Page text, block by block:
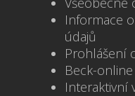
Informace
údajů
Prohlášení
Beck-online
Interaktivní